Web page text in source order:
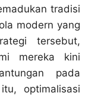
tradisi
modern yang
tersebut,
mereka kini
pada
optimalisasi